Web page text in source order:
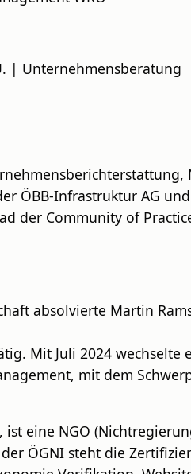
| Unternehmensberatung
ÖBB-Infrastruktur AG
der Community of
absolvierte Martin
Mit Juli 2024 wechselte
mit dem
eine NGO
ÖGNI steht die